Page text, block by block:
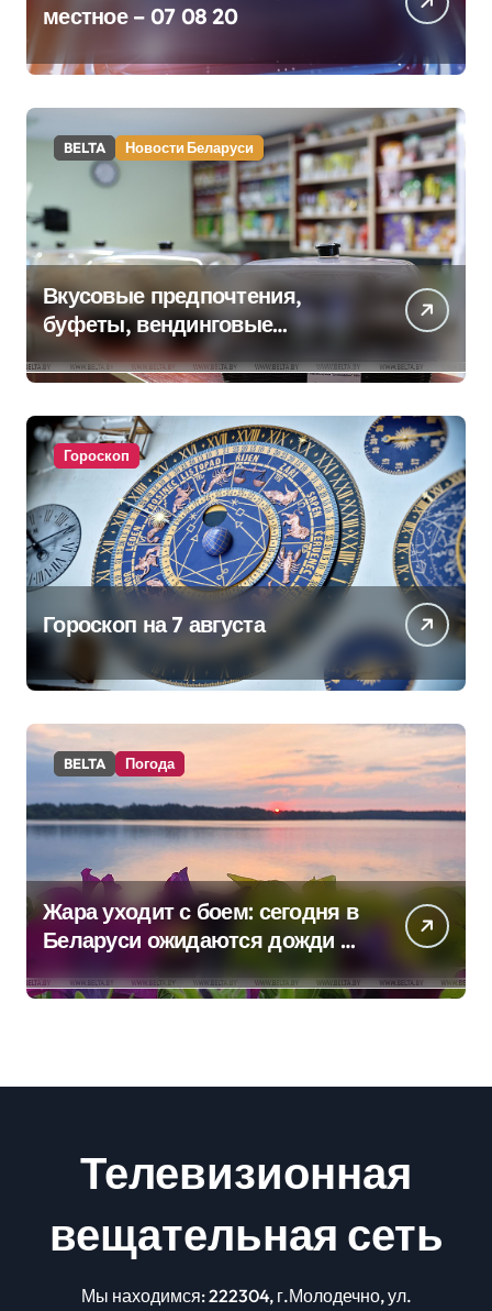
местное – 07 08 20
BELTA Новости Беларуси
Вкусовые предпочтения,
буфеты, вендинговые
аппараты. Минобразования об
изменениях в школьном
питании
Гороскоп
Гороскоп на 7 августа
BELTA Погода
Жара уходит с боем: сегодня в
Беларуси ожидаются дожди и
грозы
Телевизионная
вещательная сеть
Мы находимся: 222304, г.Молодечно, ул.